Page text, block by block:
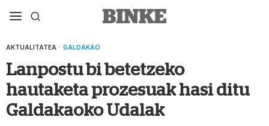
AKTUALITATEA · GALDAKAO
Lanpostu bi betetzeko
hautaketa prozesuak hasi ditu
Galdakaoko Udalak